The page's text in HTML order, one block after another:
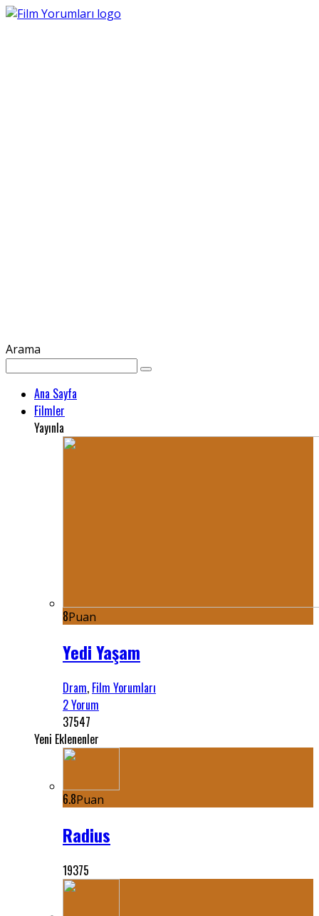
Arama
Ana Sayfa
Filmler
Yayınla
8Puan
Yedi Yaşam
Dram, Film Yorumları
2 Yorum
37547
Yeni Eklenenler
6.8Puan
Radius
19375